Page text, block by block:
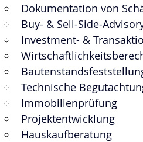
Dokumentation von
​Buy- & Sell-Side-
Investment- &
Technische
Immobilienprüfung
Projektentwicklung
Hauskaufberatung